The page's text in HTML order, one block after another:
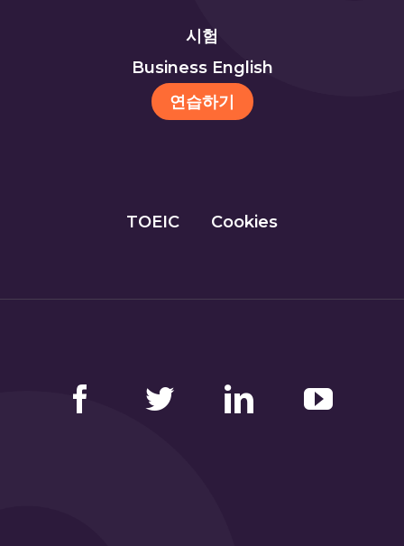
시험
Business English
연습하기
TOEIC Cookies